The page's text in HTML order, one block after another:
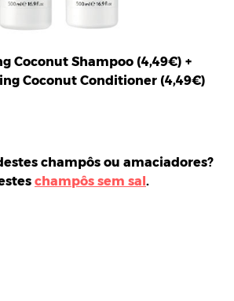
Coconut Shampoo (4,49€) +
Coconut Conditioner (4,49€)
champôs ou amaciadores?
champôs sem sal.